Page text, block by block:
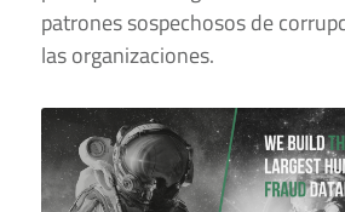
patrones sospechosos de
las organizaciones.